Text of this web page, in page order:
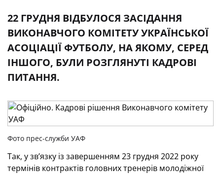
22 ГРУДНЯ ВІДБУЛОСЯ ЗАСІДАННЯ
ВИКОНАВЧОГО КОМІТЕТУ УКРАЇНСЬКОЇ
АСОЦІАЦІЇ ФУТБОЛУ, НА ЯКОМУ, СЕРЕД
ІНШОГО, БУЛИ РОЗГЛЯНУТІ КАДРОВІ
ПИТАННЯ.
Фото прес-служби УАФ
Так, у зв’язку із завершенням 23 грудня 2022 року
термінів контрактів головних тренерів молодіжної